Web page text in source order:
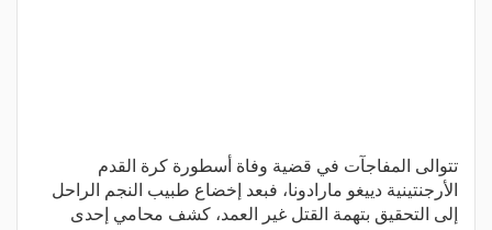
تتوالى المفاجآت في قضية وفاة أسطورة كرة القدم
الأرجنتينية دييغو مارادونا، فبعد إخضاع طبيب النجم الراحل
إلى التحقيق بتهمة القتل غير العمد، كشف محامي إحدى